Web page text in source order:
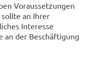
Voraussetzungen
an Ihrer
Interesse
an der Beschäftigung